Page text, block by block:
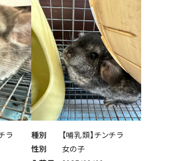
ラ
種別
【哺乳類】チンチラ
性別
女の子